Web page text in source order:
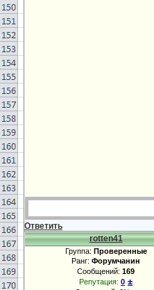
Ответить
rotten41
Группа: Проверенные
Ранг: Форумчанин
Сообщений: 169
Репутация: 0 ±